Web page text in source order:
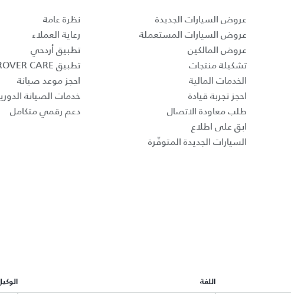
عروض السيارات الجديدة
عروض السيارات المستعملة
عروض المالكين
تشكيلة منتجات
الخدمات المالية
احجز تجربة قيادة
طلب معاودة الاتصال
ابق على اطلاع
السيارات الجديدة المتوفّرة
نظرة عامة
رعاية العملاء
تطبيق أردحي
تطبيق LAND ROVER CARE
احجز موعد صيانة
خدمات الصيانة
دعم رقمي متكامل
اللغة